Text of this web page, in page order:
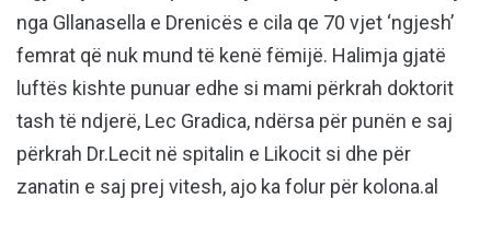
nga Gllanasella e Drenicës e cila qe 70 vjet ‘ngjesh’
femrat që nuk mund të kenë fëmijë. Halimja gjatë
luftës kishte punuar edhe si mami përkrah doktorit
tash të ndjerë, Lec Gradica, ndërsa për punën e saj
përkrah Dr.Lecit në spitalin e Likocit si dhe për
zanatin e saj prej vitesh, ajo ka folur për kolona.al